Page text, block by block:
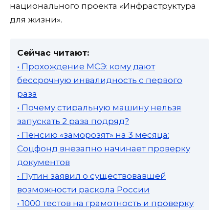
национального проекта «Инфраструктура
для жизни».
Сейчас читают:
• Прохождение МСЭ: кому дают
бессрочную инвалидность с первого
раза
• Почему стиральную машину нельзя
запускать 2 раза подряд?
• Пенсию «заморозят» на 3 месяца:
Соцфонд внезапно начинает проверку
документов
• Путин заявил о существовавшей
возможности раскола России
• 1000 тестов на грамотность и проверку